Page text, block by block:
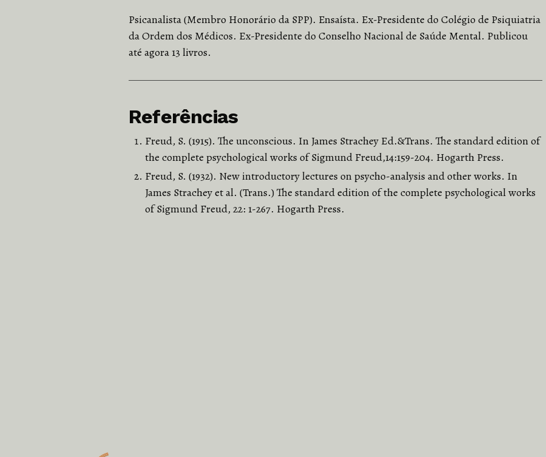
Psicanalista (Membro Honorário da SPP). Ensaísta. Ex-Presidente do Colégio de Psiquiatria
da Ordem dos Médicos. Ex-Presidente do Conselho Nacional de Saúde Mental. Publicou
até agora 13 livros.
Referências
Freud, S. (1915). The unconscious. In James Strachey Ed.&Trans. The standard edition of
the complete psychological works of Sigmund Freud,14:159-204. Hogarth Press.
Freud, S. (1932). New introductory lectures on psycho-analysis and other works. In
James Strachey et al. (Trans.) The standard edition of the complete psychological works
of Sigmund Freud, 22: 1-267. Hogarth Press.